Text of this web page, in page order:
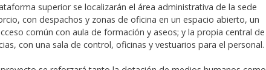
superior se localizarán el área administrativa de la sede
con despachos y zonas de oficina en un espacio abierto, un
común con aula de formación y aseos; y la propia central de
con una sala de control, oficinas y vestuarios para el personal.